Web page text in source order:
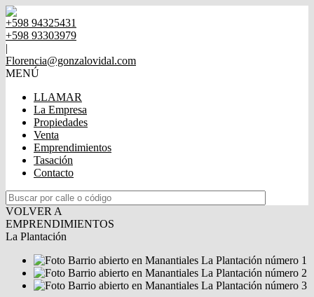
+598 94325431
+598 93303979
|
Florencia@gonzalovidal.com
MENÚ
LLAMAR
La Empresa
Propiedades
Venta
Emprendimientos
Tasación
Contacto
VOLVER A
EMPRENDIMIENTOS
La Plantación